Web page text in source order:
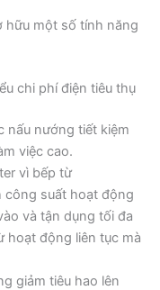
hữu một số tính năng
chi phí điện tiêu thụ
nấu nướng tiết kiệm
việc cao.
vì bếp từ
suất hoạt động
và tận dụng tối đa
hoạt động liên tục mà
giảm tiêu hao lên